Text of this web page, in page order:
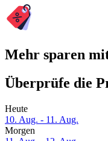
Mehr sparen
Überprüfe die
Heute
10. Aug. - 11. Aug.
Morgen